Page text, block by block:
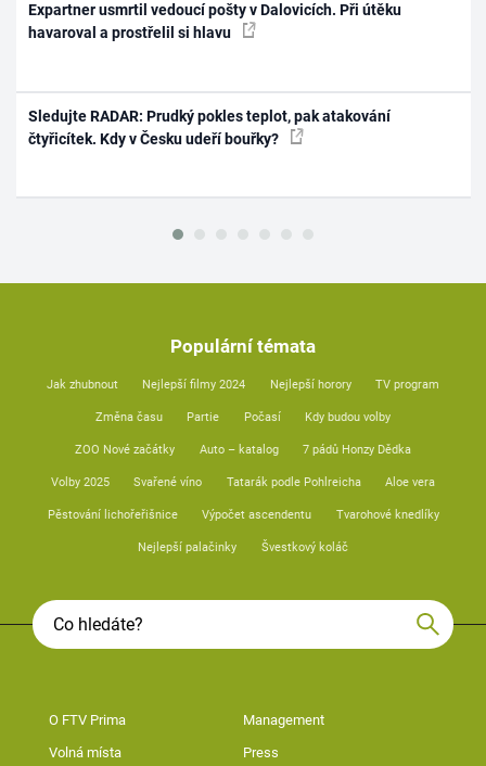
Expartner usmrtil vedoucí pošty v Dalovicích. Při útěku
havaroval a prostřelil si hlavu
Sledujte RADAR: Prudký pokles teplot, pak atakování
čtyřicítek. Kdy v Česku udeří bouřky?
Populární témata
Jak zhubnout Nejlepší filmy 2024 Nejlepší horory TV program
Změna času Partie Počasí Kdy budou volby
ZOO Nové začátky Auto – katalog 7 pádů Honzy Dědka
Volby 2025 Svařené víno Tatarák podle Pohlreicha Aloe vera
Pěstování lichořeřišnice Výpočet ascendentu Tvarohové knedlíky
Nejlepší palačinky Švestkový koláč
O FTV Prima Management
Volná místa Press